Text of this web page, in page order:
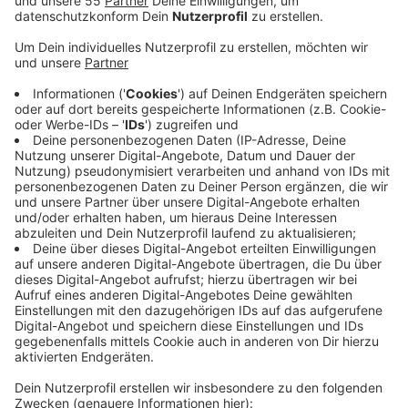
Anzeige
Die Störung hat Auswirkungen auf den RE7 von
Krefeld nach Neuss und auf den RE10 von Krefeld
nach Düsseldorf. Die Linien fallen seit dem Morgen in
beiden Richtungen aus. Die Störung wird gerade
behoben. Stand jetzt könnte die Strecke ab dem
Nachmittag wieder freigegeben werden, hat uns ein
Bahnsprecher gesagt. Reisende mit dem Ziel
Düsseldorf sollten auf die Stadtbahnlinie U76
ausweichen. Wer in Richtung Köln will, kann über
Mönchengladbach fahren.
Update 13:30 Uhr: die Störung ist inzwischen behoben,
hat uns ein Bahnsprecher mitgeteilt. Die Züge rollen
wieder. Es kommt aber noch vereinzelt zu
Verspätungen und Ausfällen.